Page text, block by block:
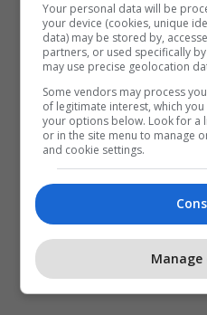
Your personal data will be
your device (cookies, unique
data) may be stored by,
partners, or used specifically
may use precise geolocation
Some vendors may process
of legitimate interest, which
your options below. Look for a
or in the site menu to manage
and cookie settings.